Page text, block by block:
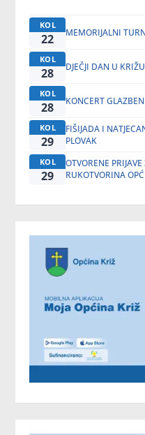
KOL
22 MEMORIJALNI
KOL
28 DJEČJI DAN U KRIŽU
KOL
28 KONCERT
KOL
29
FIŠIJADA I
PLOVAK
KOL
29
OTVORENE
RUKOTVORINA